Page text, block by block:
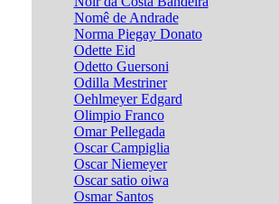
Nomê de Andrade
Norma Piegay Donato
Odette Eid
Odetto Guersoni
Odilla Mestriner
Oehlmeyer Edgard
Olimpio Franco
Omar Pellegada
Oscar Campiglia
Oscar Niemeyer
Oscar satio oiwa
Osmar Santos